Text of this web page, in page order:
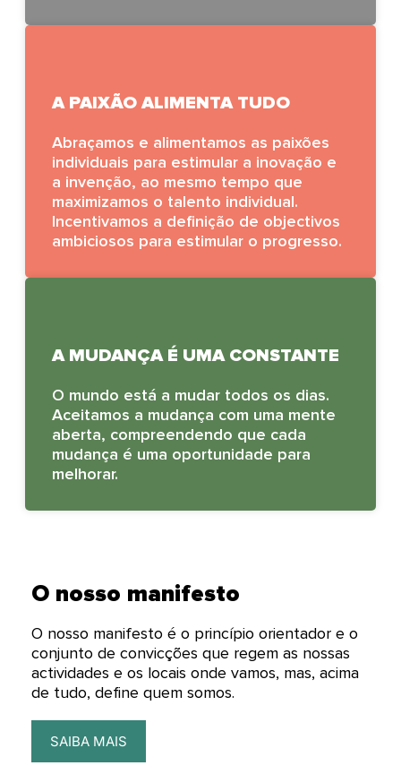
A PAIXÃO ALIMENTA TUDO
Abraçamos e alimentamos as paixões
individuais para estimular a inovação e
a invenção, ao mesmo tempo que
maximizamos o talento individual.
Incentivamos a definição de objectivos
ambiciosos para estimular o progresso.
A MUDANÇA É UMA CONSTANTE
O mundo está a mudar todos os dias.
Aceitamos a mudança com uma mente
aberta, compreendendo que cada
mudança é uma oportunidade para
melhorar.
O nosso manifesto
O nosso manifesto é o princípio orientador e o
conjunto de convicções que regem as nossas
actividades e os locais onde vamos, mas, acima
de tudo, define quem somos.
SAIBA MAIS